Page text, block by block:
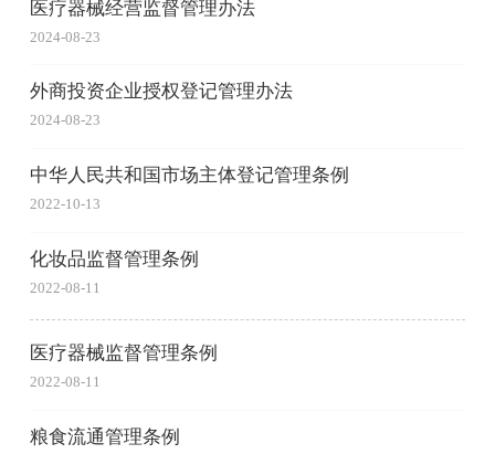
医疗器械经营监督管理办法
2024-08-23
外商投资企业授权登记管理办法
2024-08-23
中华人民共和国市场主体登记管理条例
2022-10-13
化妆品监督管理条例
2022-08-11
医疗器械监督管理条例
2022-08-11
粮食流通管理条例